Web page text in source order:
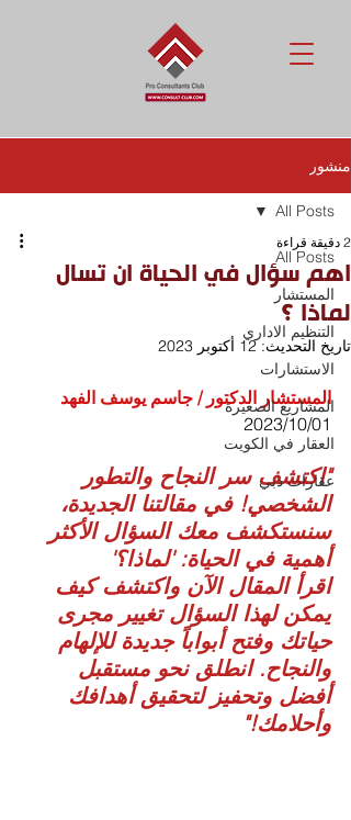
منشور
All Posts
المستشار
التنظيم الاداري
الاستشارات
المشاريع الصغيرة
العقار في الكويت
عقارات دبي
All Posts
اهم سؤال في الحياة ان تسال
لماذا ؟
2 دقيقة قراءة
تاريخ التحديث:12 أكتوبر 2023
المستشار الدكتور / جاسم يوسف الفهد
01‏/10‏/2023
"اكتشف سر النجاح والتطور
الشخصي! في مقالتنا الجديدة،
سنستكشف معك السؤال الأكثر
أهمية في الحياة: 'لماذا؟'
اقرأ المقال الآن واكتشف كيف
يمكن لهذا السؤال تغيير مجرى
حياتك وفتح أبواباً جديدة للإلهام
والنجاح. انطلق نحو مستقبل
أفضل وتحفيز لتحقيق أهدافك
وأحلامك!"